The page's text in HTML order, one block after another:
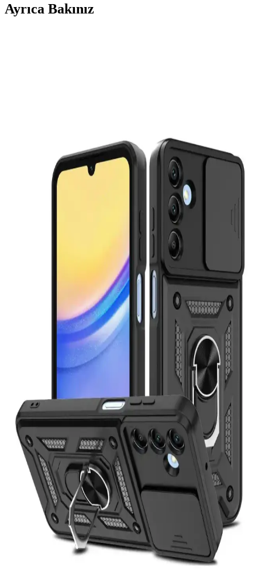
Ayrıca Bakınız
Çikolata ve Şeffaf Ayıcık Tasarımları
İşte iPhone 11 kullanıcılarının beğenisini kazanan Go Aksesuar'ın
Çikolata ve Şeffaf Ayıcık tasarımlı silikon kılıflarının detaylı
karşılaştırması. Koruma ve şıklığı bir arada sunan bu ürünler
iPhone 11 için mooodcase ve shoptocase Kılıflarının
Karşılaştırması ve Seçim Rehberi
Bu makalede, mooodcase ve shoptocase iPhone 11 kılıflarını
özellikleri, kullanıcı yorumları ve fiyat performans açısından detaylı
KVK PRİVACY iPhone 11 Uyumlu Kılıfların
Karşılaştırması ve Özellikleri
KVK PRİVACY'nin şeffaf ve vintage çiçek desenli iPhone 11
kılıflarını detaylı karşılaştırıyoruz. Tasarım, koruma ve kullanıcı
yorumlarıyla ilgili önemli bilgiler içerir.
iPhone 13 ve 14 için KVK PRİVACY ve Paladyum
İşte iPhone 13 ve 14 modelleri için KVK PRİVACY ve Paladyum
Case kılıflarının detaylı karşılaştırması, tasarım, koruma ve kullanıcı
yorumlarıyla en uygun seçimi yapmanıza yardımcı olur.
Samsung Galaxy S20 FE İçin Go Aksesuar Silikon
Kılıflarının Karşılaştırması
Go Aksesuar'ın Çikolata Baby ve Siyah Kurabiye tasarımlı silikon
kılıflarını detaylı karşılaştırıyoruz, koruma, tasarım ve kullanıcı
memnuniyetine odaklanıyoruz.
iPhone 16 Pro Max için en iyi kılıf seçim kriterleri ve
popüler modeller
İşte iPhone 16 Pro Max için yüksek koruma ve şıklık sağlayan en iyi